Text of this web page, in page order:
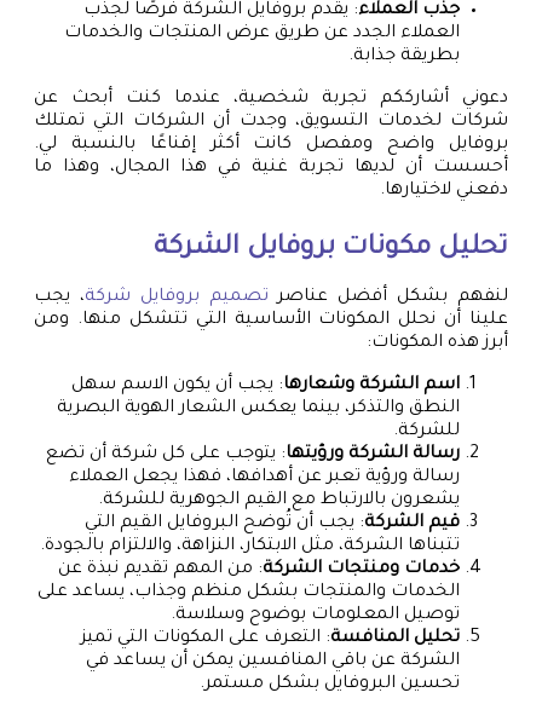
جذب العملاء: يقدم بروفايل الشركة فرصًا لجذب
العملاء الجدد عن طريق عرض المنتجات والخدمات
بطريقة جذابة.
دعوني أشارككم تجربة شخصية، عندما كنت أبحث عن
شركات لخدمات التسويق، وجدت أن الشركات التي تمتلك
بروفايل واضح ومفصل كانت أكثر إقناعًا بالنسبة لي.
أحسست أن لديها تجربة غنية في هذا المجال، وهذا ما
دفعني لاختيارها.
تحليل مكونات بروفايل الشركة
لنفهم بشكل أفضل عناصر تصميم بروفايل شركة، يجب
علينا أن نحلل المكونات الأساسية التي تتشكل منها. ومن
أبرز هذه المكونات:
اسم الشركة وشعارها: يجب أن يكون الاسم سهل
النطق والتذكر، بينما يعكس الشعار الهوية البصرية
للشركة.
رسالة الشركة ورؤيتها: يتوجب على كل شركة أن تضع
رسالة ورؤية تعبر عن أهدافها، فهذا يجعل العملاء
يشعرون بالارتباط مع القيم الجوهرية للشركة.
قيم الشركة: يجب أن تُوضح البروفايل القيم التي
تتبناها الشركة، مثل الابتكار، النزاهة، والالتزام بالجودة.
خدمات ومنتجات الشركة: من المهم تقديم نبذة عن
الخدمات والمنتجات بشكل منظم وجذاب، يساعد على
توصيل المعلومات بوضوح وسلاسة.
تحليل المنافسة: التعرف على المكونات التي تميز
الشركة عن باقي المنافسين يمكن أن يساعد في
تحسين البروفايل بشكل مستمر.